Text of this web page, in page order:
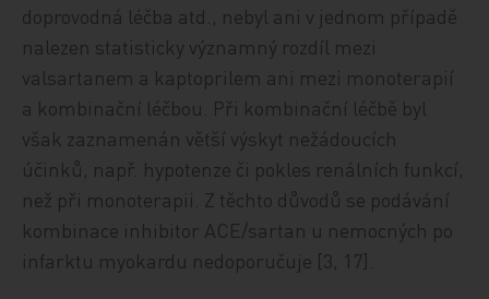
doprovodná léčba atd., nebyl ani v jednom případě
nalezen statisticky významný rozdíl mezi
valsartanem a kaptoprilem ani mezi monoterapií
a kombinační léčbou. Při kombinační léčbě byl
však zaznamenán větší výskyt nežádoucích
účinků, např. hypotenze či pokles renálních funkcí,
než při monoterapii. Z těchto důvodů se podávání
kombinace inhibitor ACE/sartan u nemocných po
infarktu myokardu nedoporučuje [3, 17].